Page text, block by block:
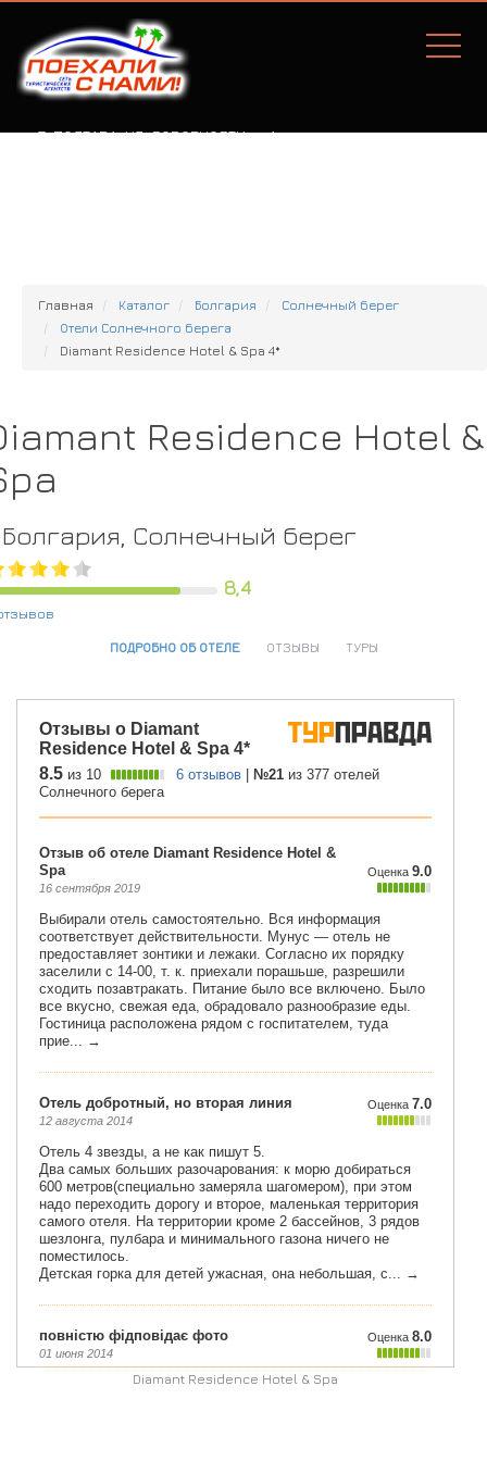
Г. ПОЛТАВА, УЛ. СОБОРНОСТИ, 77А
Главная Каталог Болгария
Солнечный берег
Отели Солнечного берега
Diamant Residence Hotel & Spa 4*
Residence Hotel &
Болгария, Солнечный берег
8,4
ПОДРОБНО ОБ ОТЕЛЕ
ОТЗЫВЫ ТУРЫ
Diamant Residence Hotel & Spa